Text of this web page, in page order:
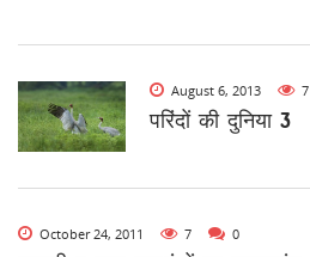
August 6, 2013 7
परिंदों की दुनिया 3
October 24, 2011 7 0